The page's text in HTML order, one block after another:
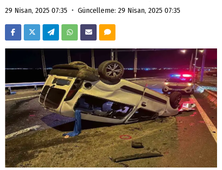
29 Nisan, 2025 07:35 • Güncelleme: 29 Nisan, 2025 07:35